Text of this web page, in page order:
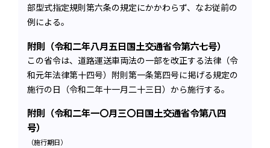
部型式指定規則第六条の規定にかかわらず、なお従前の
例による。
附則（令和二年八月五日国土交通省令第六七号）
この省令は、道路運送車両法の一部を改正する法律（令
和元年法律第十四号）附則第一条第四号に掲げる規定の
施行の日（令和二年十一月二十三日）から施行する。
附則（令和二年一〇月三〇日国土交通省令第八四
号）
（施行期日）